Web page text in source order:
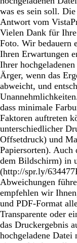
was es sein soll.
Antwort vom
Vielen Dank für
Foto. Wir bedauern
Ihren Erwartungen
Ihrer
Ärger, wenn das
abweicht, und
dass minimale
Faktoren auftreten
unterschiedlicher
Offsetdruck) und
Papiersorten).
dem Bildschirm) in
(http://spr.ly/
Abweichungen
empfehlen wir
und PDF-Format
Transparente oder
das Druckergebnis
hochgeladene